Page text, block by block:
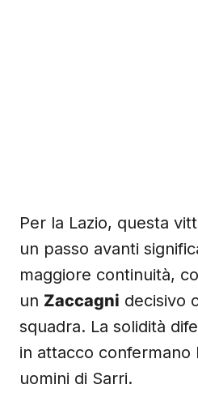
Per la Lazio, questa
un passo avanti
maggiore continuità,
un Zaccagni decisivo
squadra. La solidità
in attacco confermano
uomini di Sarri.